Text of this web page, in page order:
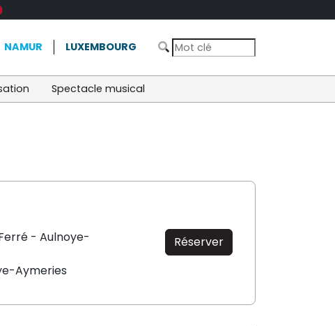
NAMUR LUXEMBOURG
Spectacle musical
- Aulnoye-
Aymeries
Réserver